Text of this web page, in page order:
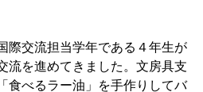
際交流担当学年である４年生が
流を進めてきました。文房具支
食べるラー油」を手作りしてバ